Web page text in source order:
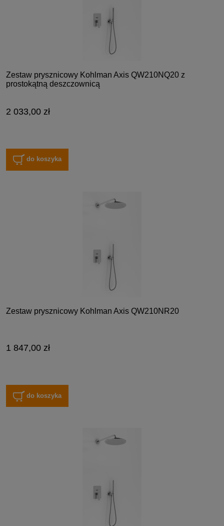
Zestaw prysznicowy Kohlman Axis QW210NQ20 z
prostokątną deszczownicą
2 033,00 zł
do koszyka
Zestaw prysznicowy Kohlman Axis QW210NR20
1 847,00 zł
do koszyka